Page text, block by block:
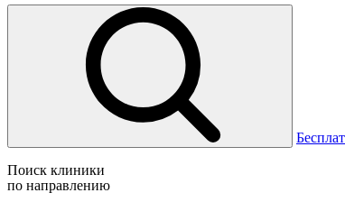
Поиск клиники
по направлению